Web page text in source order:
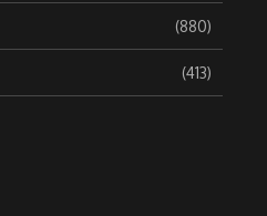
(880)
(413)